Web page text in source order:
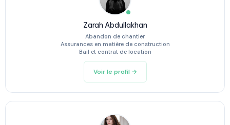
Zarah Abdullakhan
Abandon de chantier
Assurances en matière de construction
Bail et contrat de location
Voir le profil →